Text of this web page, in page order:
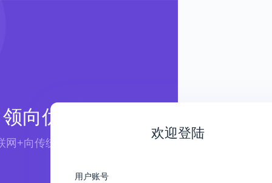
领向优航
+向传统行业赋能 ——
欢迎登陆
用户账号